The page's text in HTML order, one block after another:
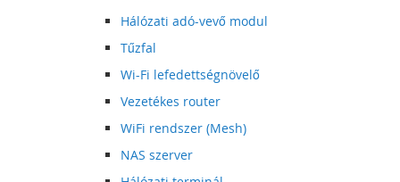
Hálózati adó-vevő modul
Tűzfal
Wi-Fi lefedettségnövelő
Vezetékes router
WiFi rendszer (Mesh)
NAS szerver